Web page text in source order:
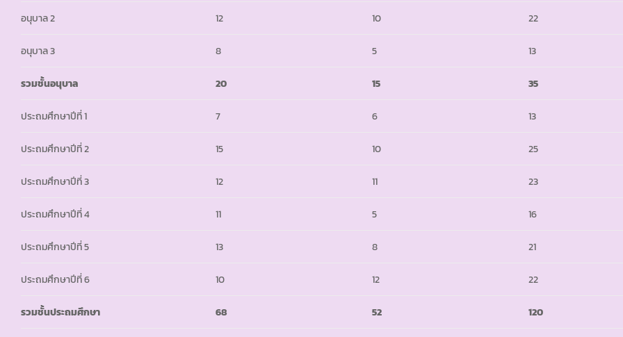
อนุบาล 2 12 10 22
อนุบาล 3 8 5 13
รวมชั้นอนุบาล 20 15 35
ประถมศึกษาปีที่ 1 7 6 13
ประถมศึกษาปีที่ 2 15 10 25
ประถมศึกษาปีที่ 3 12 11 23
ประถมศึกษาปีที่ 4 11 5 16
ประถมศึกษาปีที่ 5 13 8 21
ประถมศึกษาปีที่ 6 10 12 22
รวมชั้นประถมศึกษา 68 52 120